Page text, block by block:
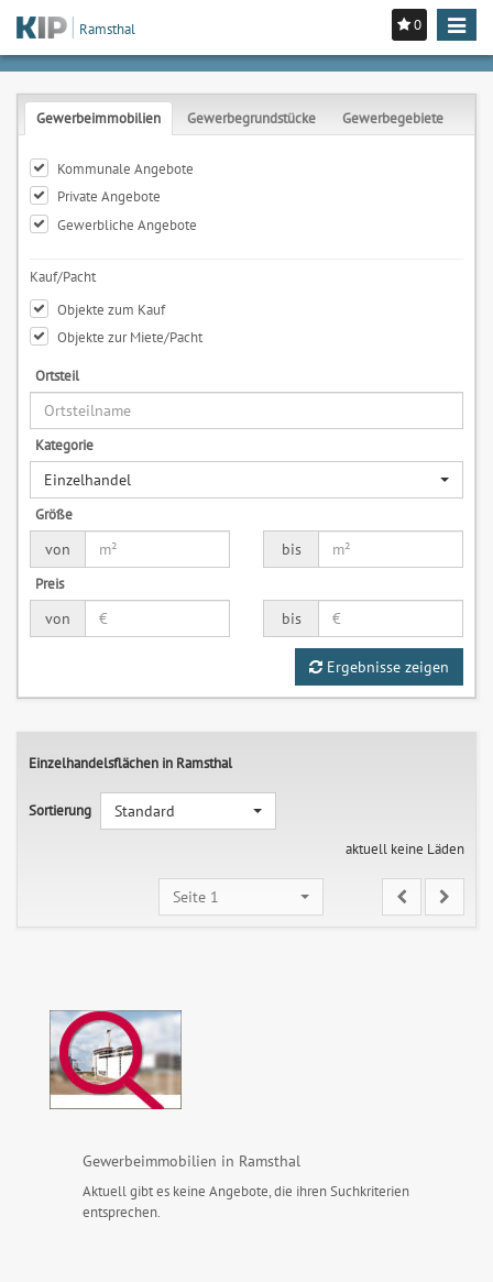
0
Toggle
Ramsthal
Gewerbeimmobilien Gewerbegrundstücke Gewerbegebiete
Kommunale Angebote
Private Angebote
Gewerbliche Angebote
Kauf/Pacht
Objekte zum Kauf
Objekte zur Miete/Pacht
Ortsteil
Kategorie
Einzelhandel
Größe
von
bis
Preis
von
bis
Ergebnisse zeigen
Einzelhandelsflächen in Ramsthal
Sortierung
Standard
aktuell keine Läden
Seite 1
Gewerbeimmobilien in Ramsthal
Aktuell gibt es keine Angebote, die ihren Suchkriterien
entsprechen.